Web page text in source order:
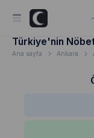
Türkiye'nin
Ana sayfa Ankara